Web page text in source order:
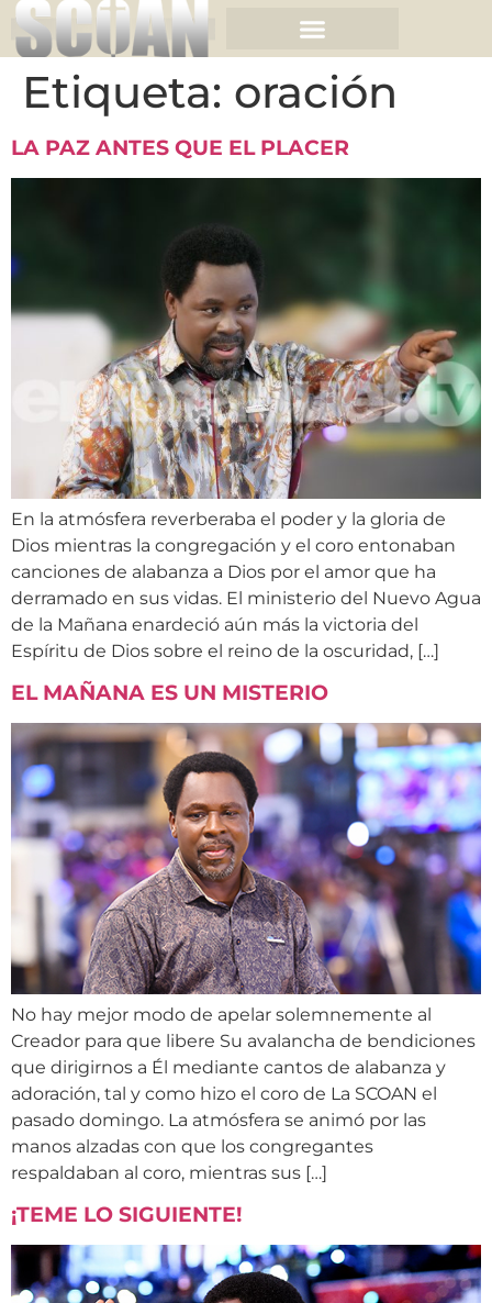
Etiqueta: oración
LA PAZ ANTES QUE EL PLACER
En la atmósfera reverberaba el poder y la gloria de
Dios mientras la congregación y el coro entonaban
canciones de alabanza a Dios por el amor que ha
derramado en sus vidas. El ministerio del Nuevo Agua
de la Mañana enardeció aún más la victoria del
Espíritu de Dios sobre el reino de la oscuridad, […]
EL MAÑANA ES UN MISTERIO
No hay mejor modo de apelar solemnemente al
Creador para que libere Su avalancha de bendiciones
que dirigirnos a Él mediante cantos de alabanza y
adoración, tal y como hizo el coro de La SCOAN el
pasado domingo. La atmósfera se animó por las
manos alzadas con que los congregantes
respaldaban al coro, mientras sus […]
¡TEME LO SIGUIENTE!